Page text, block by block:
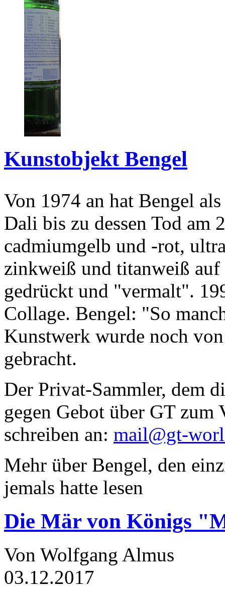
Kunstobjekt Bengel
Von 1974 an hat Bengel
Dali bis zu dessen Tod am
cadmiumgelb und -rot,
zinkweiß und titanweiß
gedrückt und "vermalt".
Collage. Bengel: "So
Kunstwerk wurde noch
gebracht.
Der Privat-Sammler, dem
gegen Gebot über GT zum
schreiben an: mail@gt-
Mehr über Bengel, den
jemals hatte lesen
Die Mär von Königs
Von Wolfgang Almus
03.12.2017